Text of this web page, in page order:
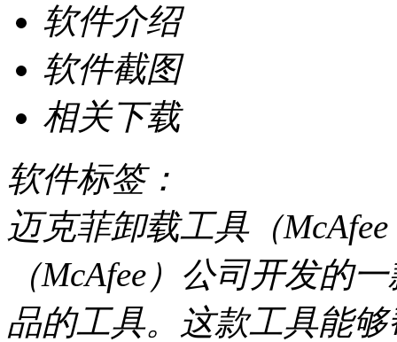
软件介绍
软件截图
相关下载
软件标签：
迈克菲卸载工具（
（McAfee）公司开发的
品的工具。这款工具能